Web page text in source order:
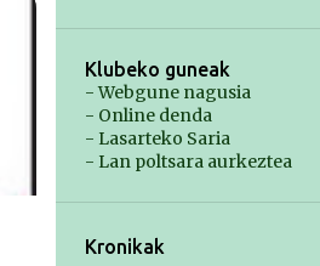
Klubeko guneak
- Webgune nagusia
- Online denda
- Lasarteko Saria
- Lan poltsara aurkeztea
Kronikak